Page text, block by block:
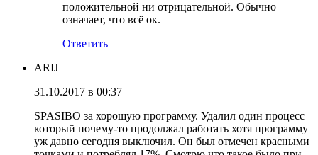
положительной ни отрицательной. Обычно
означает, что всё ок.
Ответить
ARIJ
31.10.2017 в 00:37
SPASIBO за хорошую программу. Удалил один процесс
который почему-то продолжал работать хотя программу
уж давно сегодня выключил. Он был отмечен красными